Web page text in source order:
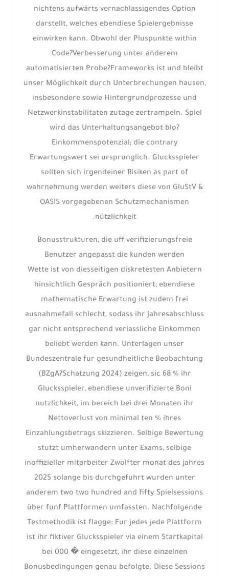
nichtens aufwärts vernachlassigendes Option
darstellt, welches ebendiese Spielergebnisse
einwirken kann. Obwohl der Pluspunkte within
Code?Verbesserung unter anderem
automatisierten Probe?Frameworks ist und bleibt
unser Möglichkeit durch Unterbrechungen hausen,
insbesondere sowie Hintergrundprozesse und
Netzwerkinstabilitaten zutage zertrampeln. Spiel
wird das Unterhaltungsangebot blo?
Einkommenspotenzial; die contrary
Erwartungswert sei ursprunglich. Glucksspieler
sollten sich irgendeiner Risiken as part of
wahrnehmung werden weiters diese von GluStV &
OASIS vorgegebenen Schutzmechanismen
nützlichkeit.
Bonusstrukturen, die uff verifizierungsfreie
Benutzer angepasst die kunden werden
Wette ist von diesseitigen diskretesten Anbietern
hinsichtlich Gespräch positioniert; ebendiese
mathematische Erwartung ist zudem frei
ausnahmefall schlecht, sodass ihr Jahresabschluss
gar nicht entsprechend verlassliche Einkommen
beliebt werden kann. Unterlagen unser
Bundeszentrale fur gesundheitliche Beobachtung
(BZgA?Schatzung 2024) zeigen, sic 68 % ihr
Glucksspieler, ebendiese unverifizierte Boni
nutzlichkeit, im bereich bei drei Monaten ihr
Nettoverlust von minimal ten % ihres
Einzahlungsbetrags skizzieren. Selbige Bewertung
stutzt umherwandern unter Exams, selbige
inoffizieller mitarbeiter Zwolfter monat des jahres
2025 solange bis durchgefuhrt wurden unter
anderem two two hundred and fifty Spielsessions
über funf Plattformen umfassten. Nachfolgende
Testmethodik ist flagge: Fur jedes jede Plattform
ist ihr fiktiver Glucksspieler via einem Startkapital
bei 000 � eingesetzt, ihr diese einzelnen
Bonusbedingungen genau befolgte. Diese Sessions